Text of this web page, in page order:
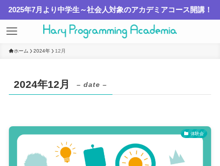
2025年7月より中学生～社会人対象のアカデミアコース開講！
ホーム 2024年 12月
2024年12月 – date –
体験会